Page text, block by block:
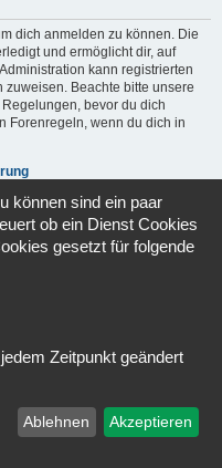
dich anmelden zu können. Die
und ermöglicht dir, auf
kann registrierten
Beachte bitte unsere
bevor du dich
Forenregeln, wenn du dich in
© phpBB Limited
können sind ein paar
ob ein Dienst Cookies
gesetzt für folgende
Zeitpunkt geändert
Ablehnen Akzeptieren